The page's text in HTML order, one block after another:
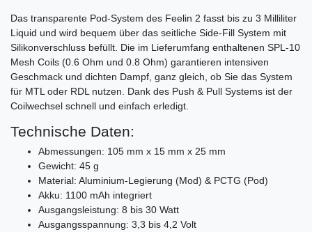
Das transparente Pod-System des Feelin 2 fasst bis zu 3 Milliliter
Liquid und wird bequem über das seitliche Side-Fill System mit
Silikonverschluss befüllt. Die im Lieferumfang enthaltenen SPL-10
Mesh Coils (0.6 Ohm und 0.8 Ohm) garantieren intensiven
Geschmack und dichten Dampf, ganz gleich, ob Sie das System
für MTL oder RDL nutzen. Dank des Push & Pull Systems ist der
Coilwechsel schnell und einfach erledigt.
Technische Daten:
Abmessungen: 105 mm x 15 mm x 25 mm
Gewicht: 45 g
Material: Aluminium-Legierung (Mod) & PCTG (Pod)
Akku: 1100 mAh integriert
Ausgangsleistung: 8 bis 30 Watt
Ausgangsspannung: 3,3 bis 4,2 Volt